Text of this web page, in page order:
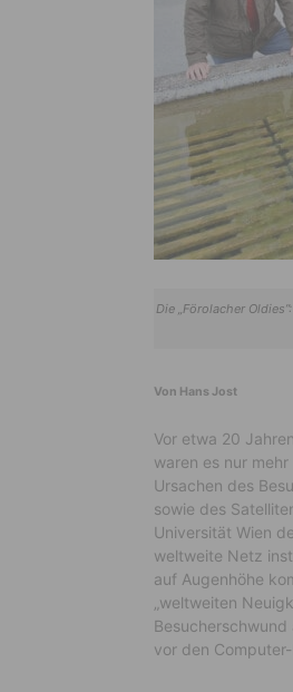
Die „Förolacher
Von Hans Jost
Vor etwa 20
waren es nur
Ursachen des
sowie des
Universität Wien
weltweite Netz
auf Augenhöhe
„weltweiten
vor den